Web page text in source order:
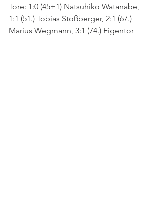
Tore: 1:0 (45+1) Natsuhiko Watanabe,
1:1 (51.) Tobias Stoßberger, 2:1 (67.)
Marius Wegmann, 3:1 (74.) Eigentor